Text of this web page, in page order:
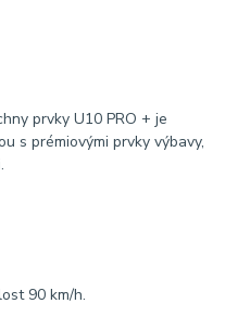
prvky U10 PRO + je
s prémiovými prvky výbavy,
90 km/h.